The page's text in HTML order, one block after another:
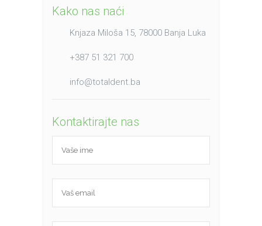
Kako nas naći
Knjaza Miloša 15, 78000 Banja Luka
+387 51 321 700
info@totaldent.ba
Kontaktirajte nas